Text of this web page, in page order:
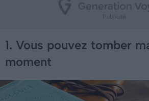
1. Vous pouvez tomber
moment